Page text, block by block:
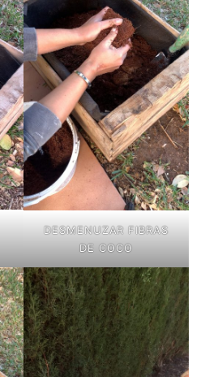
DESMENUZAR FIBRAS
DE COCO